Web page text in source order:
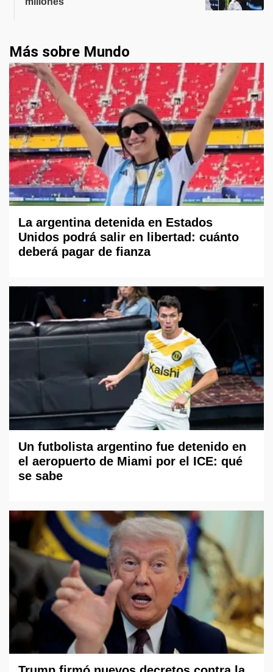
Más sobre Mundo
La argentina detenida en Estados
Unidos podrá salir en libertad: cuánto
deberá pagar de fianza
Un futbolista argentino fue detenido en
el aeropuerto de Miami por el ICE: qué
se sabe